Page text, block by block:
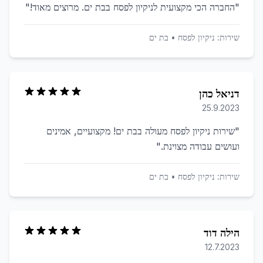
"החברה הכי מקצועית לניקיון לפסח בבת ים. מרוצים מאוד!"
שירות: ניקיון לפסח • בת ים
דניאל כהן
25.9.2023
"שירות ניקיון לפסח מעולה בבת ים! מקצועיים, אמינים
ועושים עבודה מצוינת."
שירות: ניקיון לפסח • בת ים
הילה דוד
12.7.2023